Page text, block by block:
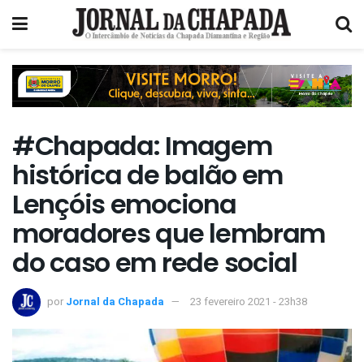
#Chapada: Imagem
histórica de balão em
Lençóis emociona
moradores que lembram
do caso em rede social
por Jornal da Chapada 23 fevereiro 2021 - 23h38